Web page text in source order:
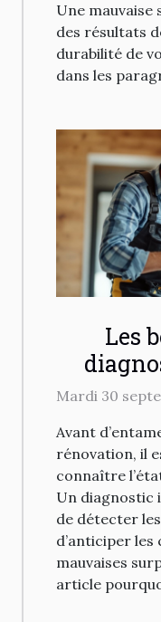
Une
des résultats
durabilité de
dans les
Les
gratuit
Mardi 30
Avant
rénovation, il
connaître
Un
de détecter
d’anticiper les
mauvaises
article